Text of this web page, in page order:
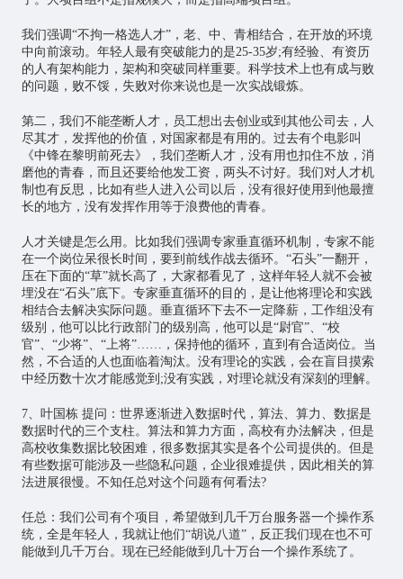
我们强调“不拘一格选人才”，老、中、青相结合，在开放的环境
中向前滚动。年轻人最有突破能力的是25-35岁;有经验、有资历
的人有架构能力，架构和突破同样重要。科学技术上也有成与败
的问题，败不馁，失败对你来说也是一次实战锻炼。
第二，我们不能垄断人才，员工想出去创业或到其他公司去，人
尽其才，发挥他的价值，对国家都是有用的。过去有个电影叫
《中锋在黎明前死去》，我们垄断人才，没有用也扣住不放，消
磨他的青春，而且还要给他发工资，两头不讨好。我们对人才机
制也有反思，比如有些人进入公司以后，没有很好使用到他最擅
长的地方，没有发挥作用等于浪费他的青春。
人才关键是怎么用。比如我们强调专家垂直循环机制，专家不能
在一个岗位呆很长时间，要到前线作战去循环。“石头”一翻开，
压在下面的“草”就长高了，大家都看见了，这样年轻人就不会被
埋没在“石头”底下。专家垂直循环的目的，是让他将理论和实践
相结合去解决实际问题。垂直循环下去不一定降薪，工作组没有
级别，他可以比行政部门的级别高，他可以是“尉官”、“校
官”、“少将”、“上将”……，保持他的循环，直到有合适岗位。当
然，不合适的人也面临着淘汰。没有理论的实践，会在盲目摸索
中经历数十次才能感觉到;没有实践，对理论就没有深刻的理解。
7、叶国栋 提问：世界逐渐进入数据时代，算法、算力、数据是
数据时代的三个支柱。算法和算力方面，高校有办法解决，但是
高校收集数据比较困难，很多数据其实是各个公司提供的。但是
有些数据可能涉及一些隐私问题，企业很难提供，因此相关的算
法进展很慢。不知任总对这个问题有何看法?
任总：我们公司有个项目，希望做到几千万台服务器一个操作系
统，全是年轻人，我就让他们“胡说八道”，反正我们现在也不可
能做到几千万台。现在已经能做到几十万台一个操作系统了。